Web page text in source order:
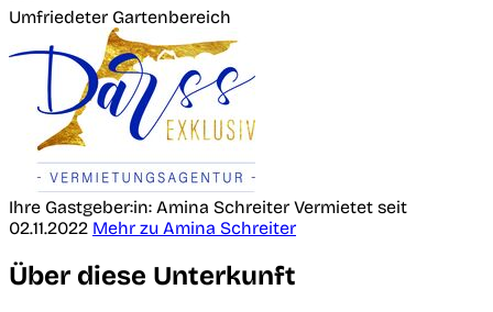
Umfriedeter Gartenbereich
Ihre Gastgeber:in: Amina Schreiter Vermietet seit
02.11.2022 Mehr zu Amina Schreiter
Über diese Unterkunft